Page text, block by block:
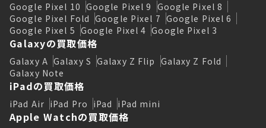
Google Pixel 10 Google Pixel 9 Google Pixel 8
Google Pixel Fold Google Pixel 7 Google Pixel 6
Google Pixel 5 Google Pixel 4 Google Pixel 3
Galaxyの買取価格
Galaxy A Galaxy S Galaxy Z Flip Galaxy Z Fold
Galaxy Note
iPadの買取価格
iPad Air iPad Pro iPad iPad mini
Apple Watchの買取価格